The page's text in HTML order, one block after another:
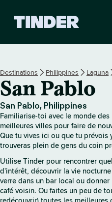
i
l
T
i
n
d
e
r
Destinations Philippines Laguna
San Pablo
San Pablo, Philippines
Familiarise-toi avec le monde
meilleures villes pour faire de
Que tu vives ici ou que tu prévois
trouveras plein de gens du coin
Utilise Tinder pour rencontrer
d'intérêt, découvrir la vie
verre dans un bar local ou
café voisin. Ou faites un peu de